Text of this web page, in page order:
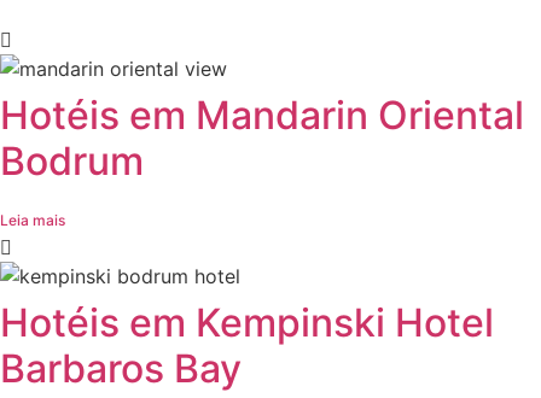
Hotéis em Mandarin Oriental
Bodrum
Leia mais
Hotéis em Kempinski Hotel
Barbaros Bay